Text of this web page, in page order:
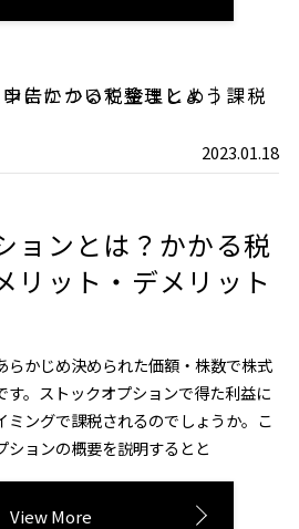
2023.01.18
ョンとは？かかる税
リット・デメリット
らかじめ決められた価額・株数で株式
す。ストックオプションで得た利益に
ミングで課税されるのでしょうか。こ
ションの概要を説明するとと
View More